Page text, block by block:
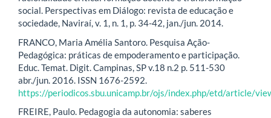
social. Perspectivas em Diálogo: revista de educação e
sociedade, Naviraí, v. 1, n. 1, p. 34-42, jan./jun. 2014.
FRANCO, Maria Amélia Santoro. Pesquisa Ação-
Pedagógica: práticas de empoderamento e participação.
Educ. Temat. Digit. Campinas, SP v.18 n.2 p. 511-530
abr./jun. 2016. ISSN 1676-2592.
https://periodicos.sbu.unicamp.br/ojs/index.php/etd/article/
FREIRE, Paulo. Pedagogia da autonomia: saberes